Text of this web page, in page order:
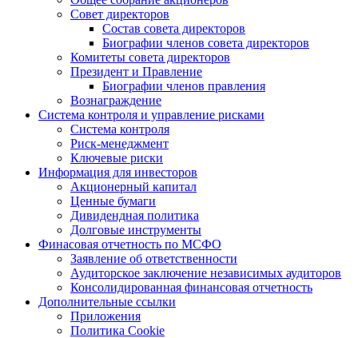
Совет директоров
Состав совета директоров
Биографии членов совета директоров
Комитеты совета директоров
Президент и Правление
Биографии членов правления
Вознаграждение
Система контроля и управление рисками
Система контроля
Риск-менеджмент
Ключевые риски
Информация для инвесторов
Акционерный капитал
Ценные бумаги
Дивидендная политика
Долговые инструменты
Финасовая отчетность по МСФО
Заявление об ответственности
Аудиторское заключение независимых аудиторов
Консолидированная финансовая отчетность
Дополнительные ссылки
Приложения
Политика Cookie